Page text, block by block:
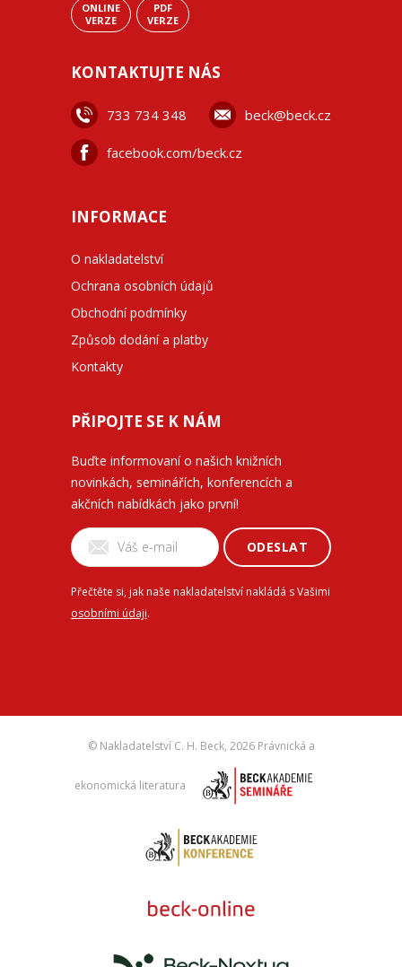
ONLINE
VERZE
PDF
VERZE
KONTAKTUJTE NÁS
733 734 348 beck@beck.cz
facebook.com/beck.cz
INFORMACE
O nakladatelství
Ochrana osobních údajů
Obchodní podmínky
Způsob dodání a platby
Kontakty
PŘIPOJTE SE K NÁM
Buďte informovaní o našich knižních
novinkách, seminářích, konferencích a
akčních nabídkách jako první!
ODESLAT
Přečtěte si, jak naše nakladatelství nakládá s Vašimi
osobními údaji.
© Nakladatelství C. H. Beck, 2026 Právnická a
ekonomická literatura